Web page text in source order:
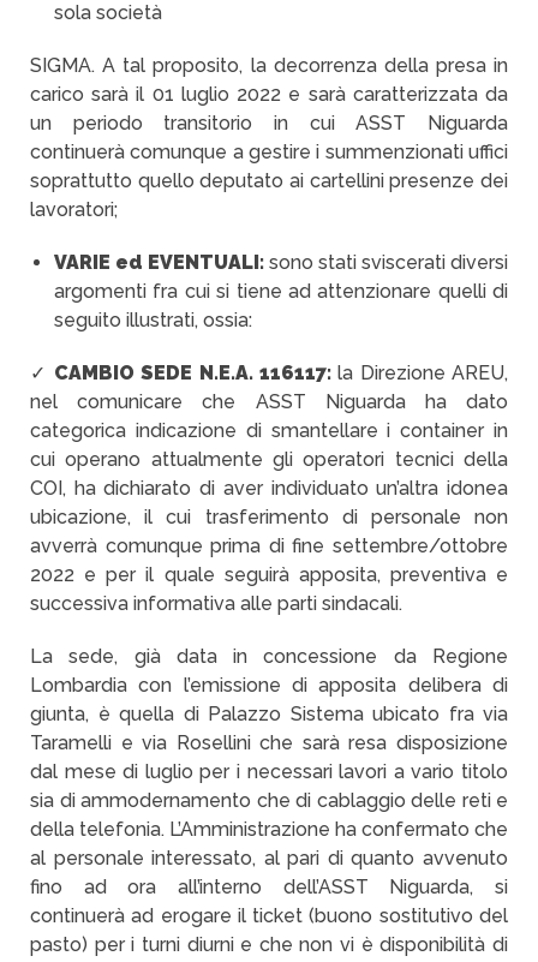
sola società
SIGMA. A tal proposito, la decorrenza della presa in
carico sarà il 01 luglio 2022 e sarà caratterizzata da
un periodo transitorio in cui ASST Niguarda
continuerà comunque a gestire i summenzionati uffici
soprattutto quello deputato ai cartellini presenze dei
lavoratori;
VARIE ed EVENTUALI: sono stati sviscerati diversi
argomenti fra cui si tiene ad attenzionare quelli di
seguito illustrati, ossia:
✓ CAMBIO SEDE N.E.A. 116117:la Direzione AREU,
nel comunicare che ASST Niguarda ha dato
categorica indicazione di smantellare i container in
cui operano attualmente gli operatori tecnici della
COI, ha dichiarato di aver individuato un’altra idonea
ubicazione, il cui trasferimento di personale non
avverrà comunque prima di fine settembre/ottobre
2022 e per il quale seguirà apposita, preventiva e
successiva informativa alle parti sindacali.
La sede, già data in concessione da Regione
Lombardia con l’emissione di apposita delibera di
giunta, è quella di Palazzo Sistema ubicato fra via
Taramelli e via Rosellini che sarà resa disposizione
dal mese di luglio per i necessari lavori a vario titolo
sia di ammodernamento che di cablaggio delle reti e
della telefonia. L’Amministrazione ha confermato che
al personale interessato, al pari di quanto avvenuto
fino ad ora all’interno dell’ASST Niguarda, si
continuerà ad erogare il ticket (buono sostitutivo del
pasto) per i turni diurni e che non vi è disponibilità di